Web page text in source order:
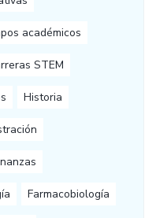
académicos
STEM
Historia
Farmacobiología